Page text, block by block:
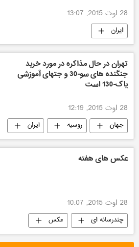
28 اوت 2015, 13:07
ایران
تهران در حال مذاکره در مورد خرید
جنگنده های سو-30 و جتهای آموزشی
یاک-130 است
28 اوت 2015, 12:19
جهان روسیه
ایران
نمایشگاه هوایی "ماکس-٢٠١٥"
پرخواننده ترین مطالب
تکنولوژی عکس های هفته
28 اوت 2015, 10:07
چندرسانه ای عکس